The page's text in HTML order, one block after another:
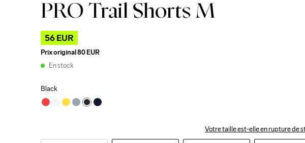
PRO Trail Shorts M
56 EUR
Prix original80 EUR
En stock
Black
Votre taille est-elle en rupture de